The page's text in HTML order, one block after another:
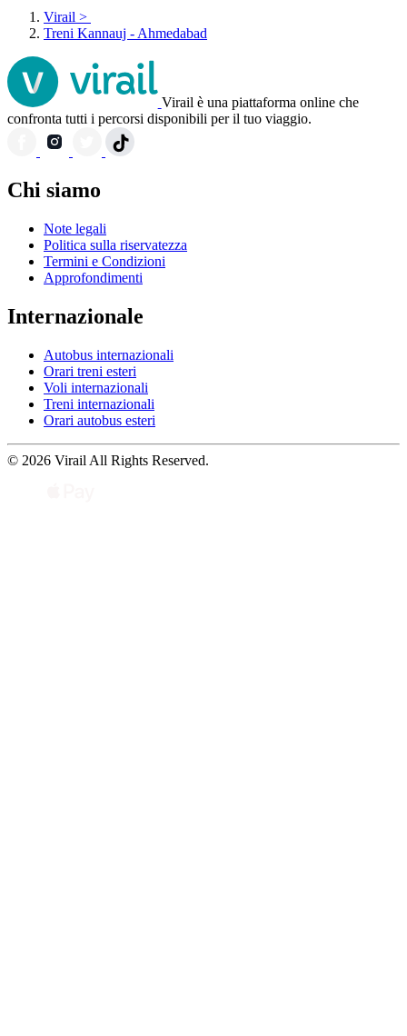
Virail >
Treni Kannauj - Ahmedabad
Virail è una piattaforma online che
confronta tutti i percorsi disponibili per il tuo viaggio.
Chi siamo
Note legali
Politica sulla riservatezza
Termini e Condizioni
Approfondimenti
Internazionale
Autobus internazionali
Orari treni esteri
Voli internazionali
Treni internazionali
Orari autobus esteri
© 2026 Virail All Rights Reserved.